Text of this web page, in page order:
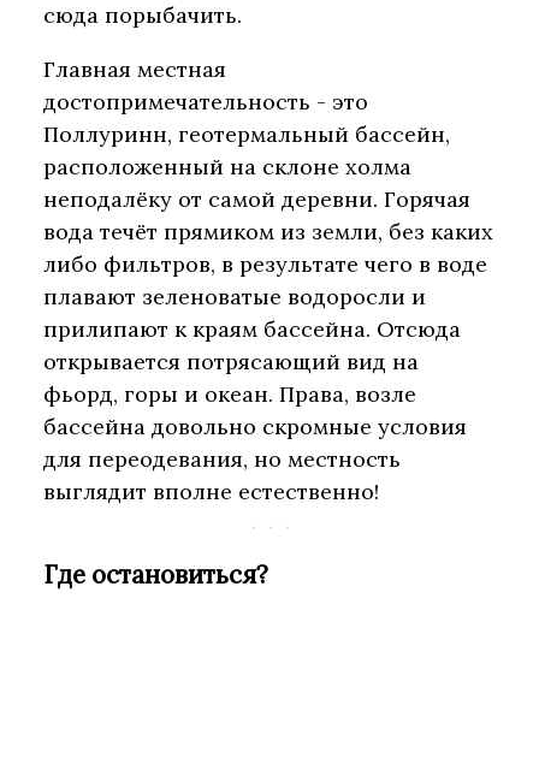
сюда порыбачить.
Главная местная
достопримечательность - это
Поллуринн, геотермальный бассейн,
расположенный на склоне холма
неподалёку от самой деревни. Горячая
вода течёт прямиком из земли, без каких
либо фильтров, в результате чего в воде
плавают зеленоватые водоросли и
прилипают к краям бассейна. Отсюда
открывается потрясающий вид на
фьорд, горы и океан. Права, возле
бассейна довольно скромные условия
для переодевания, но местность
выглядит вполне естественно!
Где остановиться?